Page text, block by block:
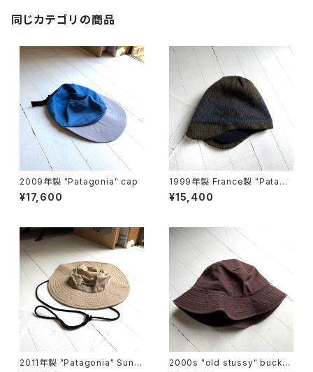
同じカテゴリの商品
2009年製 "Patagonia" cap
¥17,600
1999年製 France製 "Patago
nia" Polar cap
¥15,400
2011年製 "Patagonia" Sun b
2000s "old stussy" bucket